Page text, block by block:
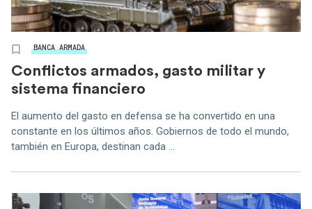
BANCA ARMADA
Conflictos armados, gasto militar y
sistema financiero
El aumento del gasto en defensa se ha convertido en una
constante en los últimos años. Gobiernos de todo el mundo,
también en Europa, destinan cada ...